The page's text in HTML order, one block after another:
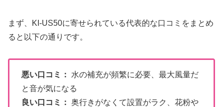
まず、KI-US50に寄せられている代表的な口コミをまとめ
ると以下の通りです。
悪い口コミ：
水の補充が頻繁に必要、最大風量だ
と音が気になる
良い口コミ： 奥行きがなくて設置がラク、花粉や